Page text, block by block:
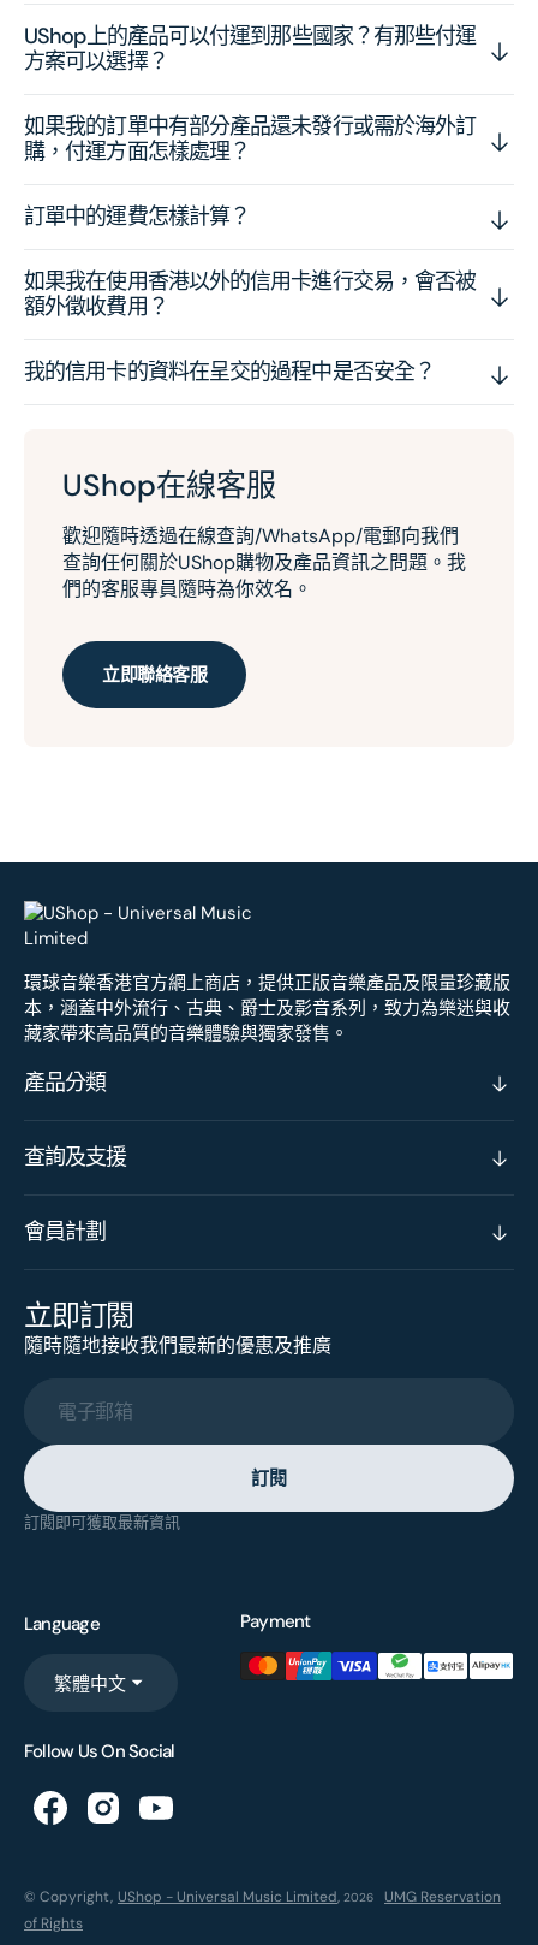
UShop上的產品可以付運到那些國家？有那些付運
方案可以選擇？
如果我的訂單中有部分產品還未發行或需於海外訂
購，付運方面怎樣處理？
訂單中的運費怎樣計算？
如果我在使用香港以外的信用卡進行交易，會否被
額外徵收費用？
我的信用卡的資料在呈交的過程中是否安全？
UShop在線客服
歡迎隨時透過在線查詢/WhatsApp/電郵向我們
查詢任何關於UShop購物及產品資訊之問題。我
們的客服專員隨時為你效名。
立即聯絡客服
環球音樂香港官方網上商店，提供正版音樂產品及限量珍藏版
本，涵蓋中外流行、古典、爵士及影音系列，致力為樂迷與收
藏家帶來高品質的音樂體驗與獨家發售。
產品分類
查詢及支援
會員計劃
立即訂閱
隨時隨地接收我們最新的優惠及推廣
電子郵箱
訂閱
訂閱即可獲取最新資訊
Language
繁體中文
Payment
Follow Us On Social
© Copyright, UShop - Universal Music Limited, 2026
UMG Reservation
of Rights